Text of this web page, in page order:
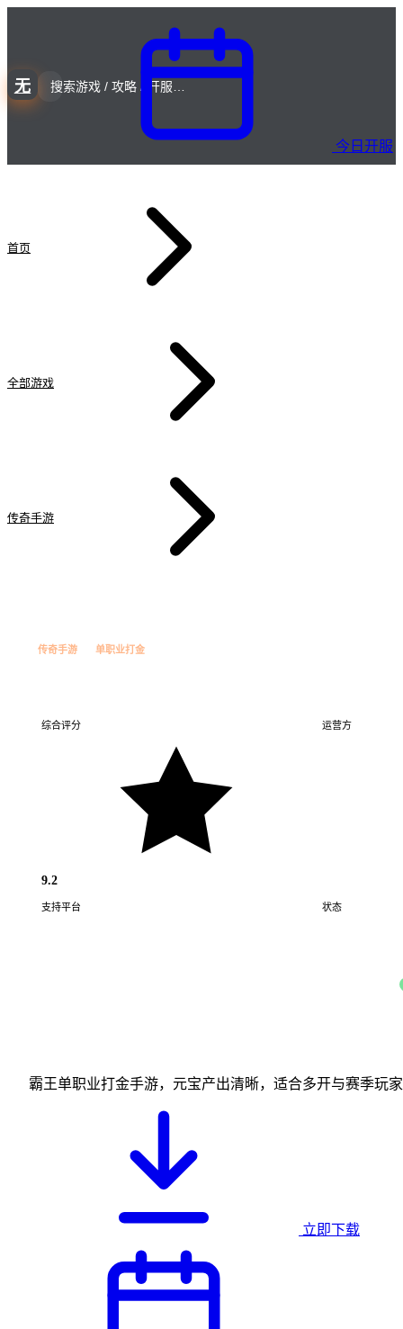
无
今日开服
首页
全部游戏
传奇手游
单职业打金
传奇手游 单职业打金
综合评分
9.2
运营方
支持平台 状态
霸王单职业打金手游，元宝产出清晰，适合多开与赛季玩
立即下载